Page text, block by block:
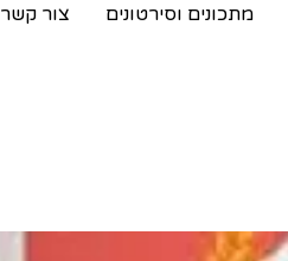
מתכונים וסירטונים צור קשר